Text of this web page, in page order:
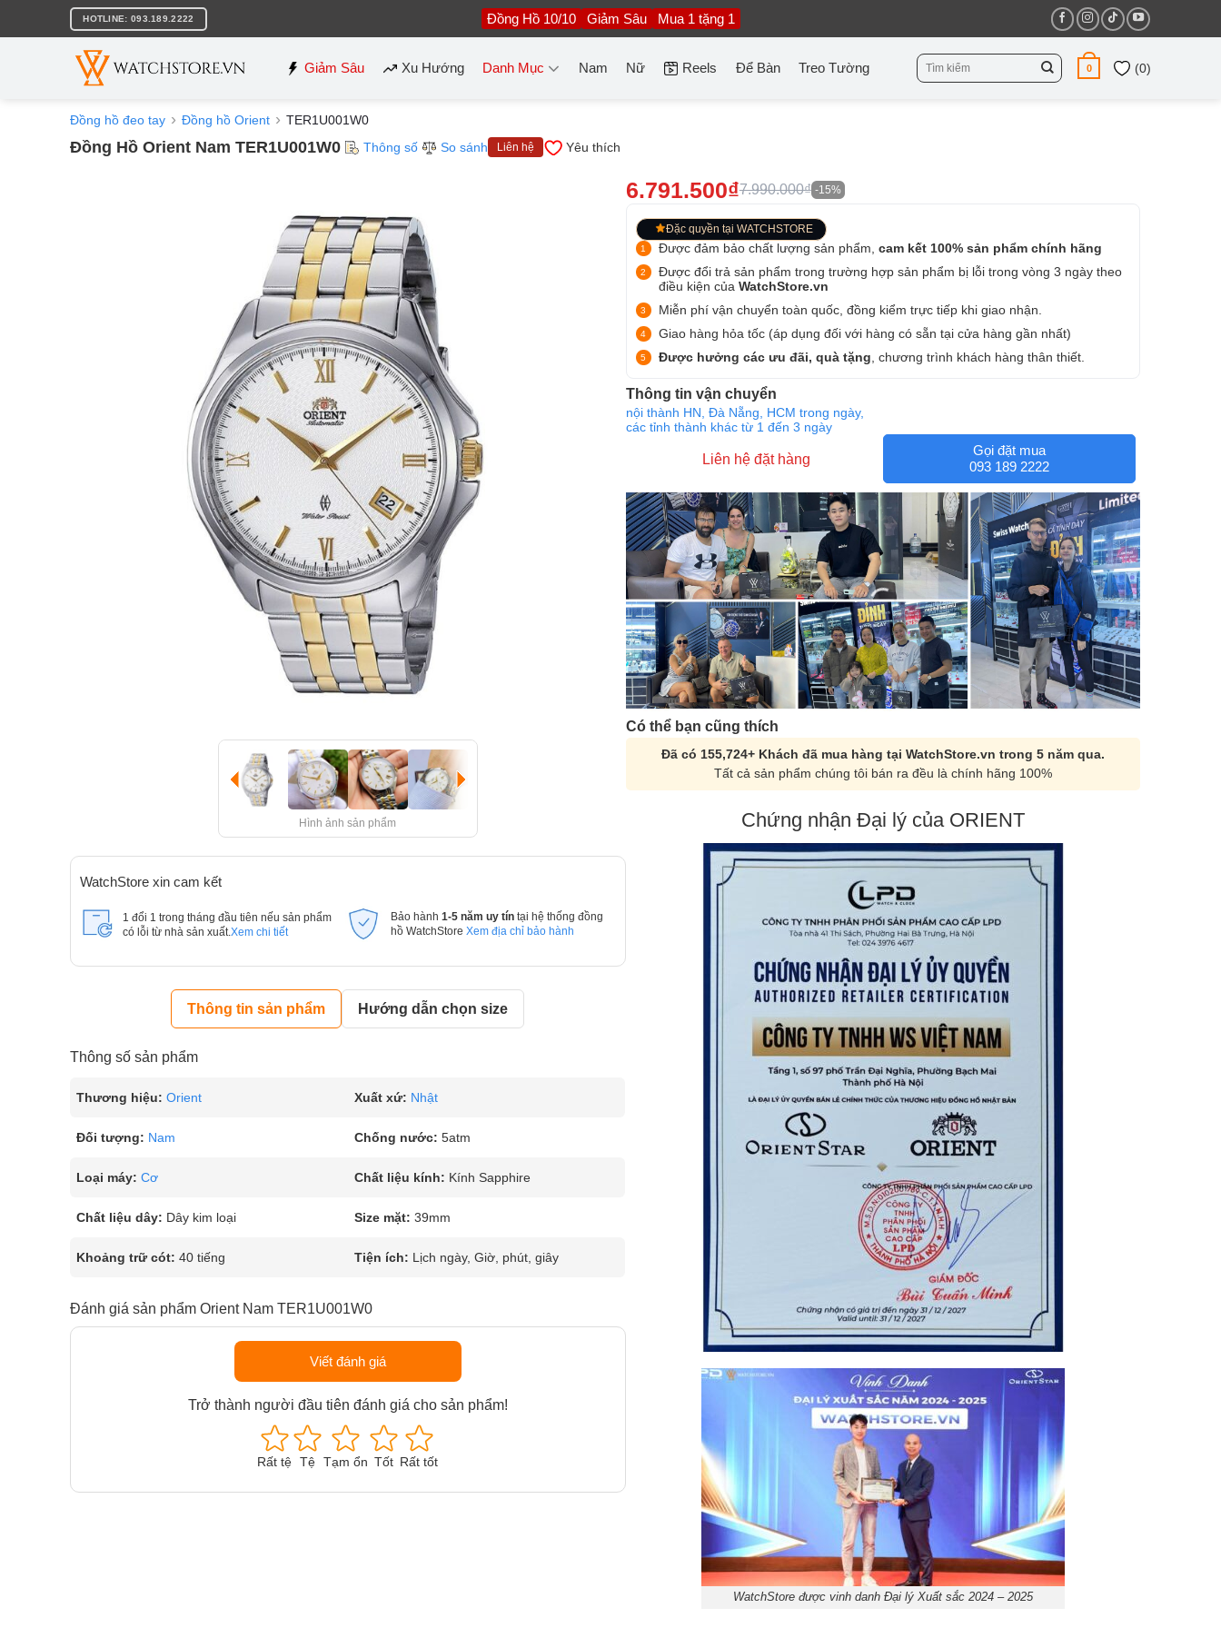
nội
HOTLINE: 093.189.2222 Đồng Hồ 10/10 Giảm Sâu Mua 1 tặng 1
Giảm Sâu Xu Hướng Danh Mục Nam Nữ Reels Để Bàn Treo Tường
Tìm
kiếm:
0 (0)
Đồng hồ đeo tay Đồng hồ Orient TER1U001W0
Đồng Hồ Orient Nam TER1U001W0 Thông số So sánh Liên hệ Yêu thích
Hình ảnh sản phẩm
WatchStore xin cam kết
1 đổi 1 trong tháng đầu tiên nếu sản phẩm
có lỗi từ nhà sản xuất. Xem chi tiết
Bảo hành 1-5 năm uy tín tại hệ thống đồng
hồ WatchStore Xem địa chỉ bảo hành
Thông tin sản phẩm Hướng dẫn chọn size
Thông số sản phẩm
Thương hiệu: Orient Xuất xứ: Nhật
Đối tượng: Nam Chống nước: 5atm
Loại máy: Cơ Chất liệu kính: Kính Sapphire
Chất liệu dây: Dây kim loại Size mặt: 39mm
Khoảng trữ cót: 40 tiếng Tiện ích: Lịch ngày, Giờ, phút, giây
Đánh giá sản phẩm Orient Nam TER1U001W0
Viết đánh giá
Trở thành người đầu tiên đánh giá cho sản phẩm!
Rất tệ Tệ Tạm ổn Tốt Rất tốt
6.791.500₫7.990.000₫ -15%
Đặc quyền tại WATCHSTORE
Được đảm bảo chất lượng sản phẩm, cam kết 100% sản phẩm chính hãng
Được đổi trả sản phẩm trong trường hợp sản phẩm bị lỗi trong vòng 3 ngày theo
điều kiện của WatchStore.vn
Miễn phí vận chuyển toàn quốc, đồng kiểm trực tiếp khi giao nhận.
Giao hàng hỏa tốc (áp dụng đối với hàng có sẵn tại cửa hàng gần nhất)
Được hưởng các ưu đãi, quà tặng , chương trình khách hàng thân thiết.
Thông tin vận chuyển
nội thành HN, Đà Nẵng, HCM trong ngày,
các tỉnh thành khác từ 1 đến 3 ngày
Liên hệ đặt hàng
Gọi đặt mua
093 189 2222
Có thể bạn cũng thích
Đã có 155,724+ Khách đã mua hàng tại WatchStore.vn trong 5 năm qua.
Tất cả sản phẩm chúng tôi bán ra đều là chính hãng 100%
Chứng nhận Đại lý của ORIENT
WatchStore được vinh danh Đại lý Xuất sắc 2024 – 2025